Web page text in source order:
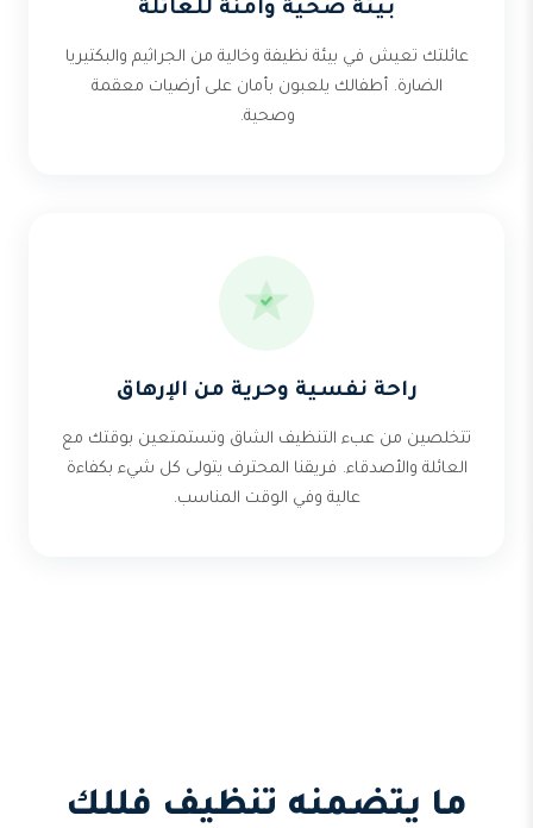
بيئة صحية وآمنة للعائلة
عائلتك تعيش في بيئة نظيفة وخالية من الجراثيم والبكتيريا
الضارة. أطفالك يلعبون بأمان على أرضيات معقمة
وصحية.
راحة نفسية وحرية من الإرهاق
تتخلصين من عبء التنظيف الشاق وتستمتعين بوقتك مع
العائلة والأصدقاء. فريقنا المحترف يتولى كل شيء بكفاءة
عالية وفي الوقت المناسب.
ما يتضمنه تنظيف فللك